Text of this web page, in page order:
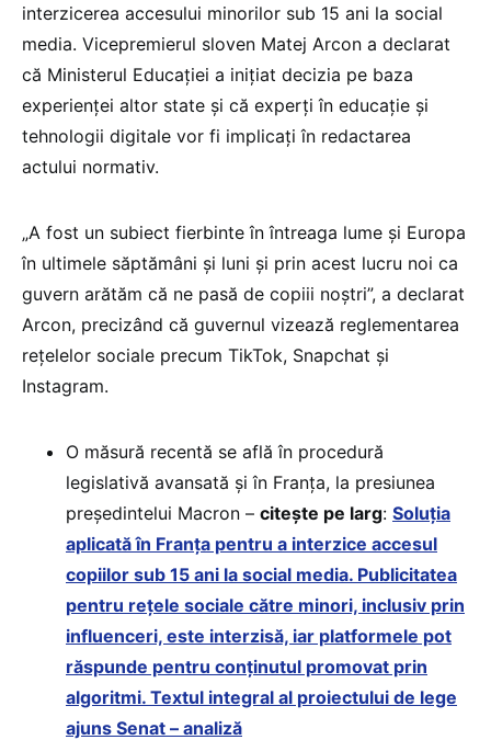
interzicerea accesului minorilor sub 15 ani la social
media. Vicepremierul sloven Matej Arcon a declarat
că Ministerul Educației a inițiat decizia pe baza
experienței altor state și că experți în educație și
tehnologii digitale vor fi implicați în redactarea
actului normativ.
„A fost un subiect fierbinte în întreaga lume și Europa
în ultimele săptămâni și luni și prin acest lucru noi ca
guvern arătăm că ne pasă de copiii noștri”, a declarat
Arcon, precizând că guvernul vizează reglementarea
rețelelor sociale precum TikTok, Snapchat și
Instagram.
O măsură recentă se află în procedură
legislativă avansată și în Franța, la presiunea
președintelui Macron – citește pe larg: Soluția
aplicată în Franța pentru a interzice accesul
copiilor sub 15 ani la social media. Publicitatea
pentru rețele sociale către minori, inclusiv prin
influenceri, este interzisă, iar platformele pot
răspunde pentru conținutul promovat prin
algoritmi. Textul integral al proiectului de lege
ajuns Senat – analiză